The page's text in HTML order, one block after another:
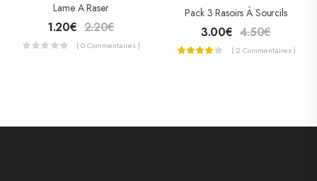
Lame A Raser
1.20€ 2.20€
( 0 Commentaires )
Pack 3 Rasoirs À Sourcils
3.00€ 4.50€
( 2 Commentaires )